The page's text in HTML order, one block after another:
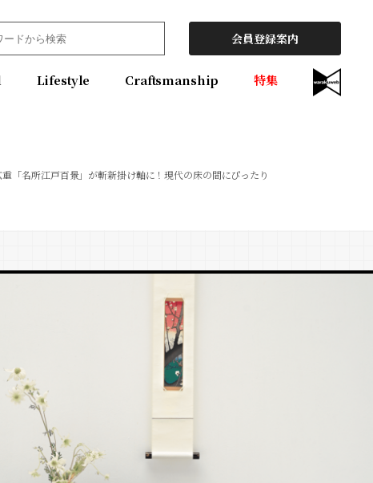
会員登録案内
Lifestyle Craftsmanship 特集
重「名所江戸百景」が斬新掛け軸に！現代の床の間にぴったり